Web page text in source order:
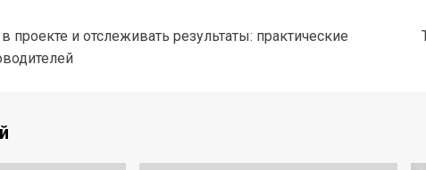
проекте и отслеживать результаты: практические